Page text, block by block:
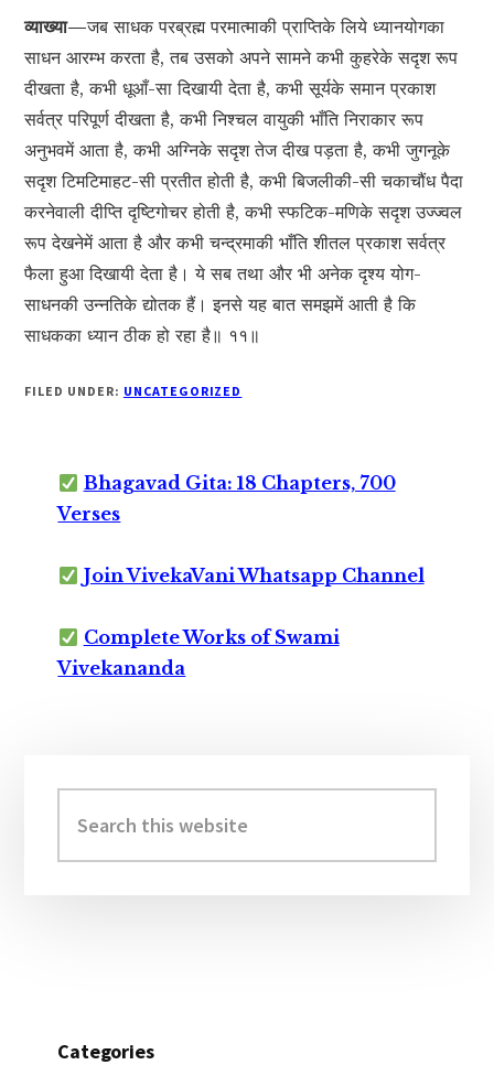
व्याख्या—जब साधक परब्रह्म परमात्माकी प्राप्तिके लिये ध्यानयोगका
साधन आरम्भ करता है, तब उसको अपने सामने कभी कुहरेके सदृश रूप
दीखता है, कभी धूआँ-सा दिखायी देता है, कभी सूर्यके समान प्रकाश
सर्वत्र परिपूर्ण दीखता है, कभी निश्चल वायुकी भाँति निराकार रूप
अनुभवमें आता है, कभी अग्निके सदृश तेज दीख पड़ता है, कभी जुगनूके
सदृश टिमटिमाहट-सी प्रतीत होती है, कभी बिजलीकी-सी चकाचौंध पैदा
करनेवाली दीप्ति दृष्टिगोचर होती है, कभी स्फटिक-मणिके सदृश उज्ज्वल
रूप देखनेमें आता है और कभी चन्द्रमाकी भाँति शीतल प्रकाश सर्वत्र
फैला हुआ दिखायी देता है। ये सब तथा और भी अनेक दृश्य योग-
साधनकी उन्नतिके द्योतक हैं। इनसे यह बात समझमें आती है कि
साधकका ध्यान ठीक हो रहा है॥ ११॥
FILED UNDER: UNCATEGORIZED
Bhagavad Gita: 18 Chapters, 700
Verses
Join VivekaVani Whatsapp Channel
Complete Works of Swami
Vivekananda
Sidebar
this
website
Categories